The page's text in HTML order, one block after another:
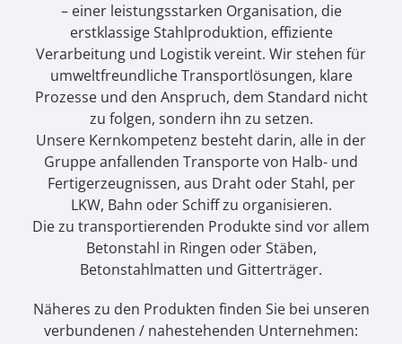
– einer leistungsstarken Organisation, die
erstklassige Stahlproduktion, effiziente
Verarbeitung und Logistik vereint. Wir stehen für
umweltfreundliche Transportlösungen, klare
Prozesse und den Anspruch, dem Standard nicht
zu folgen, sondern ihn zu setzen.
Unsere Kernkompetenz besteht darin, alle in der
Gruppe anfallenden Transporte von Halb- und
Fertigerzeugnissen, aus Draht oder Stahl, per
LKW, Bahn oder Schiff zu organisieren.
Die zu transportierenden Produkte sind vor allem
Betonstahl in Ringen oder Stäben,
Betonstahlmatten und Gitterträger.
Näheres zu den Produkten finden Sie bei unseren
verbundenen / nahestehenden Unternehmen: